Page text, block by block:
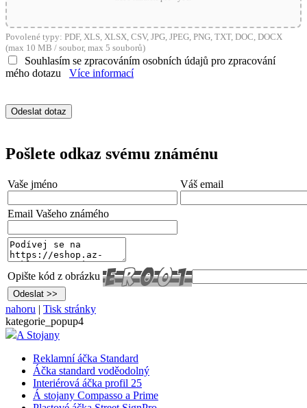
Povolené typy: PDF, XLS, XLSX, CSV, JPG, JPEG, PNG, TXT, DOC, DOCX
(max 10 MB / soubor, max 5 souborů)
Souhlasím se zpracováním osobních údajů pro zpracování
mého dotazu
Více informací
Pošlete odkaz svému známénu
Vaše jméno Váš email
Email Vašeho známého
Opište kód z obrázku
nahoru | Tisk stránky
kategorie_popup4
A Stojany
Reklamní áčka Standard
Áčka standard voděodolný
Interiérová áčka profil 25
Á stojany Compasso a Prime